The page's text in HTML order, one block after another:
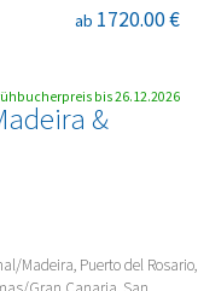
&
ab 1720.00 €
Madeira, Puerto del Rosario,
bis 26.12.2026